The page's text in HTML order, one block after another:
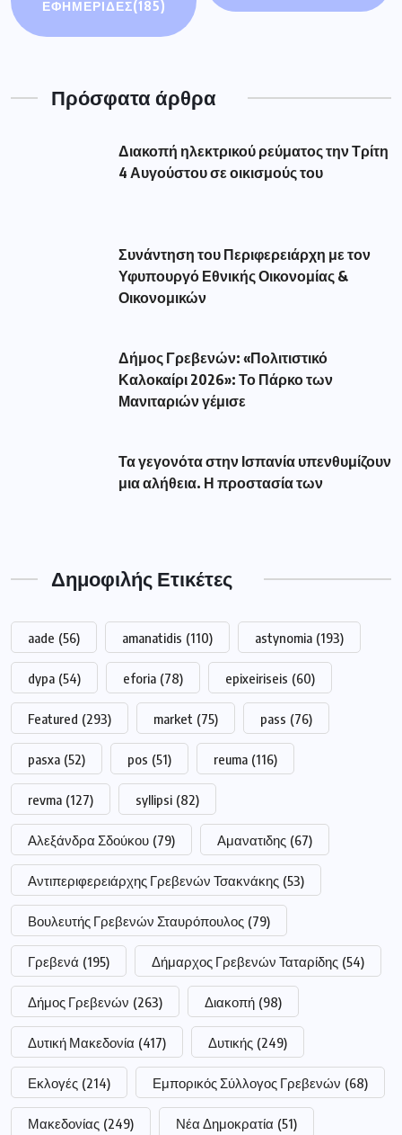
ΕΦΗΜΕΡΙΔΕΣ(185)
Πρόσφατα άρθρα
Διακοπή ηλεκτρικού ρεύματος την Τρίτη
4 Αυγούστου σε οικισμούς του
Συνάντηση του Περιφερειάρχη με τον
Υφυπουργό Εθνικής Οικονομίας &
Οικονομικών
Δήμος Γρεβενών: «Πολιτιστικό
Καλοκαίρι 2026»: Το Πάρκο των
Μανιταριών γέμισε
Τα γεγονότα στην Ισπανία υπενθυμίζουν
μια αλήθεια. Η προστασία των
Δημοφιλής Ετικέτες
aade (56) amanatidis (110) astynomia (193)
dypa (54) eforia (78) epixeiriseis (60)
Featured (293) market (75) pass (76)
pasxa (52) pos (51) reuma (116)
revma (127) syllipsi (82)
Αλεξάνδρα Σδούκου (79) Αμανατιδης (67)
Αντιπεριφερειάρχης Γρεβενών Τσακνάκης (53)
Βουλευτής Γρεβενών Σταυρόπουλος (79)
Γρεβενά (195) Δήμαρχος Γρεβενών Ταταρίδης (54)
Δήμος Γρεβενών (263) Διακοπή (98)
Δυτική Μακεδονία (417) Δυτικής (249)
Εκλογές (214) Εμπορικός Σύλλογος Γρεβενών (68)
Μακεδονίας (249) Νέα Δημοκρατία (51)